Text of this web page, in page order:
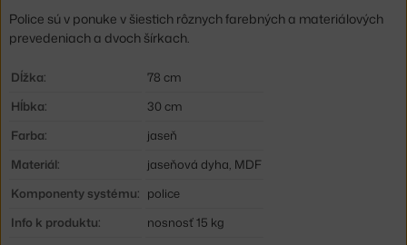
Police sú v ponuke v šiestich rôznych farebných a materiálových
prevedeniach a dvoch šírkach.
Dĺžka:
78 cm
Hĺbka:
30 cm
Farba:
jaseň
Materiál:
jaseňová dyha, MDF
Komponenty systému: police
Info k produktu:
nosnosť 15 kg